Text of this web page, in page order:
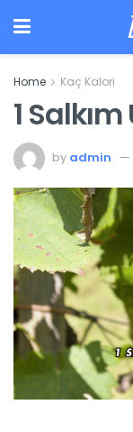
Home Kaç Kalori
1
by admin